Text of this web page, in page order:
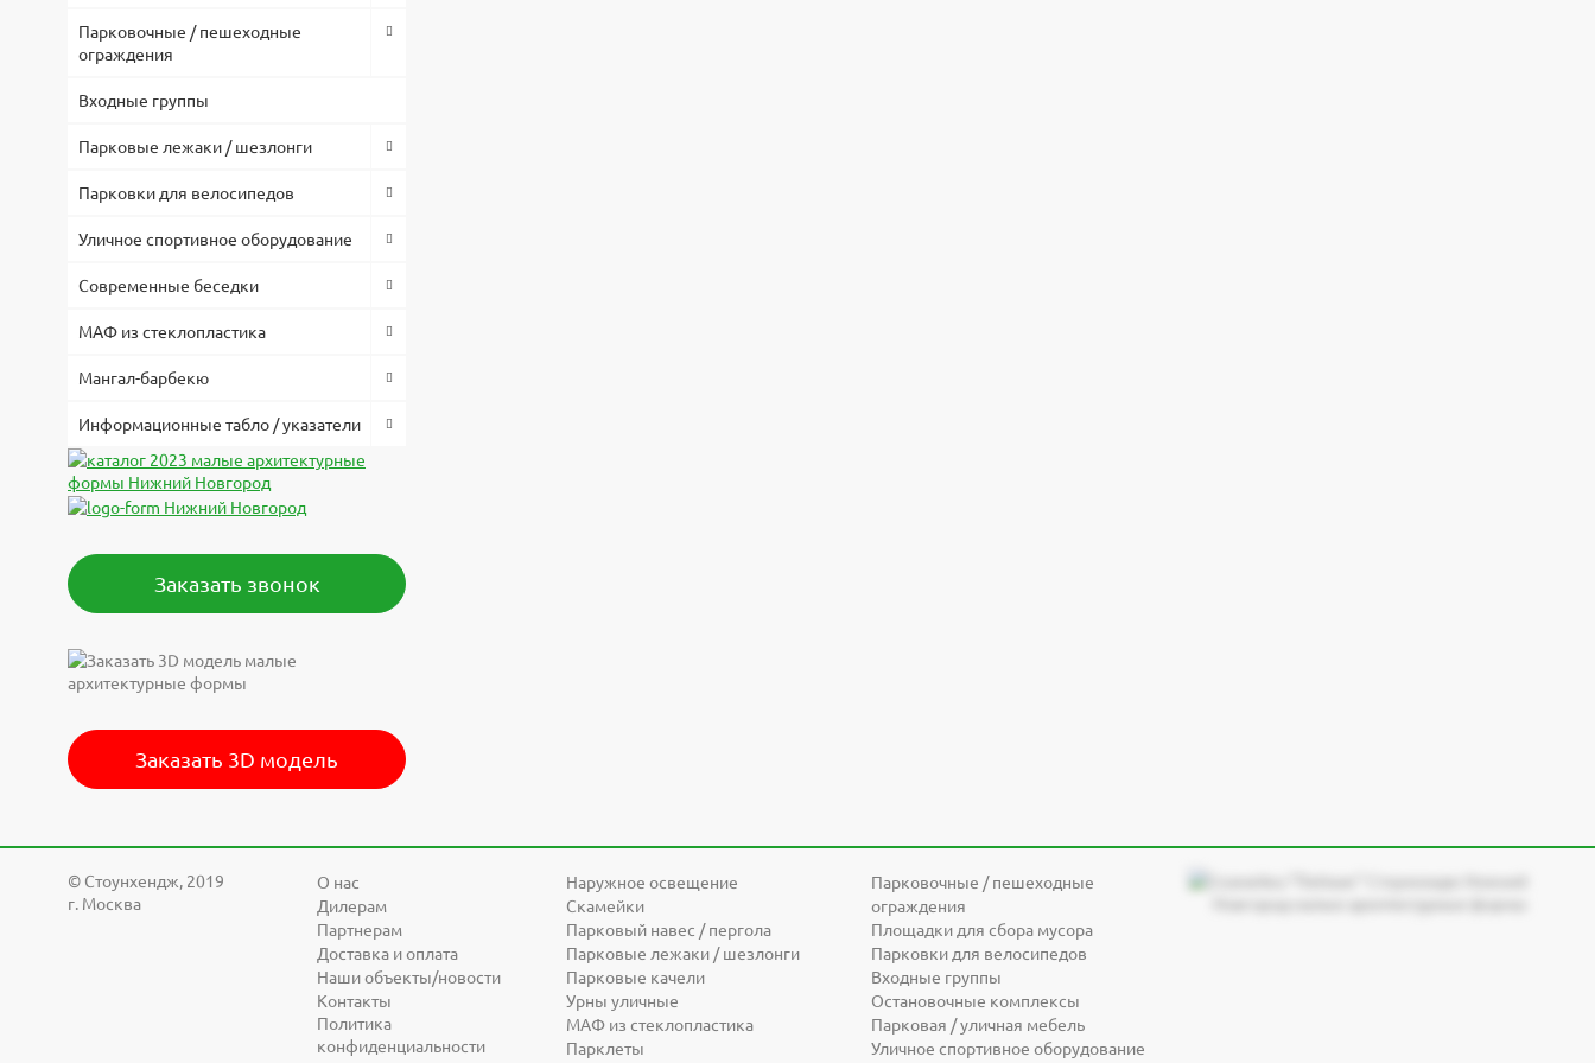
Парковочные / пешеходные
ограждения
Входные группы
Парковые лежаки / шезлонги
Парковки для велосипедов
Уличное спортивное оборудование
Современные беседки
МАФ из стеклопластика
Мангал-барбекю
Информационные табло / указатели
Заказать звонок
Заказать 3D модель
© Cтоунхендж, 2019
г. Москва
О нас
Дилерам
Партнерам
Доставка и оплата
Наши объекты/новости
Контакты
Политика
конфиденциальности
Наружное освещение
Скамейки
Парковый навес / пергола
Парковые лежаки / шезлонги
Парковые качели
Урны уличные
МАФ из стеклопластика
Парклеты
Парковочные / пешеходные
ограждения
Площадки для сбора мусора
Парковки для велосипедов
Входные группы
Остановочные комплексы
Парковая / уличная мебель
Уличное спортивное оборудование